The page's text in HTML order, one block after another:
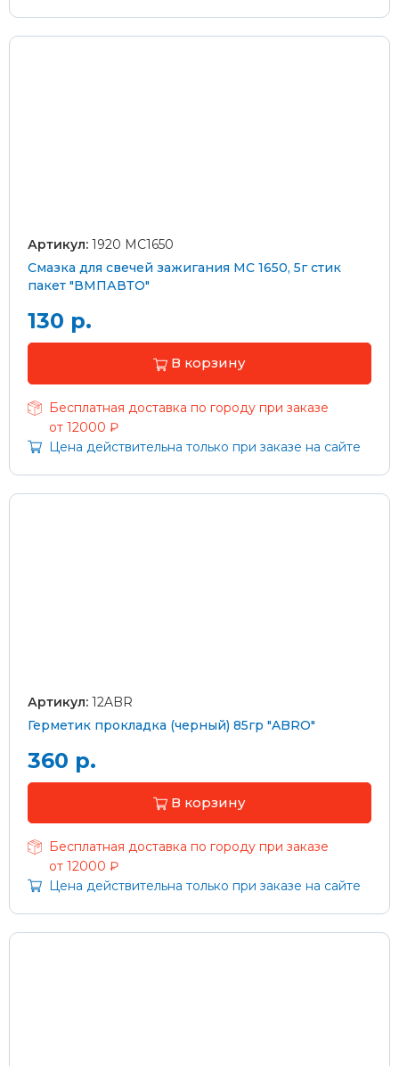
Артикул: 1920 MC1650
Смазка для свечей зажигания МС 1650, 5г стик
пакет "ВМПАВТО"
130 р.
В корзину
Бесплатная доставка по городу при заказе
от 12000 ₽
Цена действительна только при заказе на сайте
Артикул: 12ABR
Герметик прокладка (черный) 85гр "ABRO"
360 р.
В корзину
Бесплатная доставка по городу при заказе
от 12000 ₽
Цена действительна только при заказе на сайте